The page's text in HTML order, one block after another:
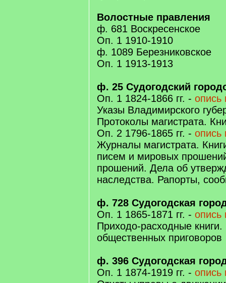
Волостные правления
ф. 681 Воскресенское
Оп. 1 1910-1910
ф. 1089 Березниковское
Оп. 1 1913-1913
ф. 25 Судогодский
Оп. 1 1824-1866 гг. - опись
Указы Владимирского
Протоколы магистрата.
Оп. 2 1796-1865 гг. - опись
Журналы магистрата.
писем и мировых
прошений. Дела об
наследства. Рапорты,
ф. 728 Судогодская
Оп. 1 1865-1871 гг. - опись
Приходо-расходные книги.
общественных приговоров
ф. 396 Судогодская
Оп. 1 1874-1919 гг. - опись